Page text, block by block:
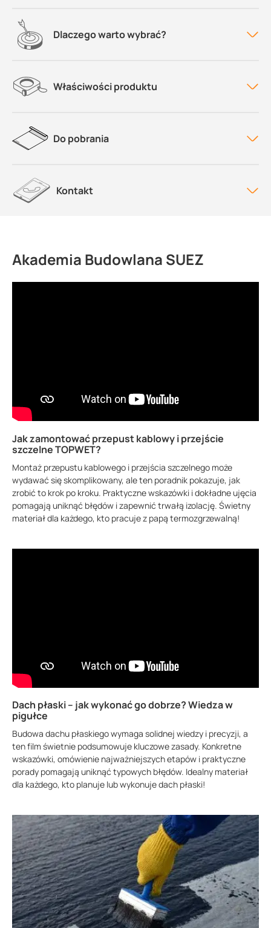
Dlaczego warto wybrać?
Właściwości produktu
Do pobrania
Kontakt
Akademia Budowlana SUEZ
Jak zamontować przepust kablowy i przejście
szczelne TOPWET?
Montaż przepustu kablowego i przejścia szczelnego może
wydawać się skomplikowany, ale ten poradnik pokazuje, jak
zrobić to krok po kroku. Praktyczne wskazówki i dokładne ujęcia
pomagają uniknąć błędów i zapewnić trwałą izolację. Świetny
materiał dla każdego, kto pracuje z papą termozgrzewalną!
Dach płaski – jak wykonać go dobrze? Wiedza w
pigułce
Budowa dachu płaskiego wymaga solidnej wiedzy i precyzji, a
ten film świetnie podsumowuje kluczowe zasady. Konkretne
wskazówki, omówienie najważniejszych etapów i praktyczne
porady pomagają uniknąć typowych błędów. Idealny materiał
dla każdego, kto planuje lub wykonuje dach płaski!